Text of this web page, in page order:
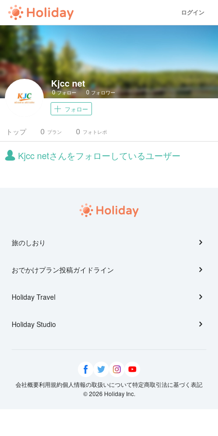
ログイン
Kjcc net
0フォロー 0 フォロワー
フォロー
トップ プラン
0 フォトレポ
0
Kjcc netさんをフォローしているユーザー
旅のしおり
おでかけプラン投稿ガイドライン
Holiday Travel
Holiday Studio
会社概要利用規約個人情報の取扱いについて特定商取引法に基づく表記
© 2026 Holiday Inc.